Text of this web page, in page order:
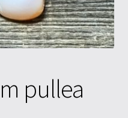
pullea